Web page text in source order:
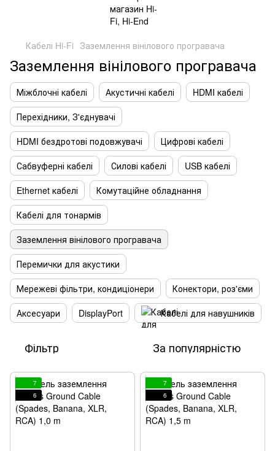
Кабелі Hi-Fi Заземлення вінілового програвача
Заземлення вінілового програвача
Міжблочні кабелі Акустичні кабелі
HDMI кабелі
Перехідники, З'єднувачі
HDMI бездротові подовжувачі
Цифрові кабелі
Сабвуферні кабелі
Силові кабелі
USB кабелі
Ethernet кабелі
Комутаційне обладнання
Кабелі для тонармів
Заземлення вінілового програвача
Перемички для акустики
Мережеві фільтри, кондиціонери
Конектори, роз'єми
Аксесуари
DisplayPort Кабелі для навушників
Фільтр За популярністю
7
6
7
6